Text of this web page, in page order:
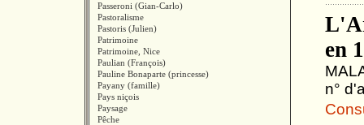
Passeroni (Gian-Carlo)
Pastoralisme
Pastoris (Julien)
Patrimoine
Patrimoine, Nice
Paulian (François)
Pauline Bonaparte (princesse)
Payany (famille)
Pays niçois
Paysage
Pêche
en
n°